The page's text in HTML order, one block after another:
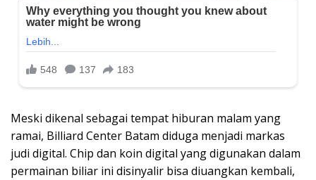
Meski dikenal sebagai tempat hiburan malam yang
ramai, Billiard Center Batam diduga menjadi markas
judi digital. Chip dan koin digital yang digunakan dalam
permainan biliar ini disinyalir bisa diuangkan kembali,